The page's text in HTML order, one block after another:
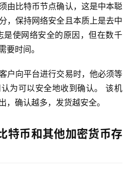
由比特币节点确认，这是中本聪
，保持网络安全且本质上是去中
使网络安全的原因，但在数千
要时间。
户向平台进行交易时，他必须等
为可以安全地收到确认。 该机
，确认越多，发货越安全。
特币和其他加密货币存